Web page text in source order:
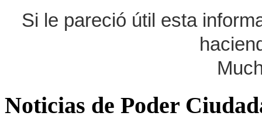
Si le pareció útil esta
Noticias de Poder